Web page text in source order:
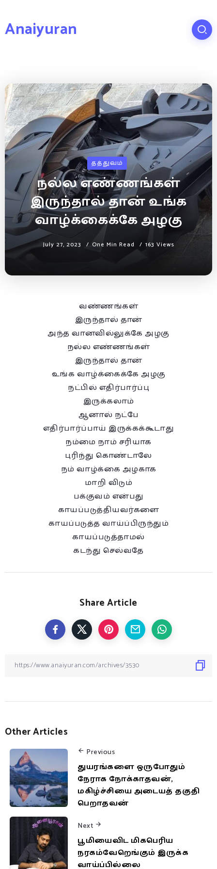
Anaiyuran
தத்துவம்
நல்ல எண்ணங்கள்
இருந்தால் தான் உங்க
வாழ்க்கைக்கே அழகு
July 27, 2023 One Min Read 163 Views
வண்ணங்கள்
இருந்தால் தான்
அந்த வானவில்லுக்கே அழகு
நல்ல எண்ணங்கள்
இருந்தால் தான்
உங்க வாழ்க்கைக்கே அழகு
நட்பில் எதிர்பார்ப்பு
இருக்கலாம்
ஆனால் நட்பே
எதிர்பார்ப்பாய் இருக்கக்கூடாது
நம்மை நாம் சரியாக
புரிந்து கொண்டாலே
நம் வாழ்க்கை அழகாக
மாறி விடும்
பக்குவம் என்பது
காயப்படுத்தியவர்களை
காயப்படுத்த வாய்ப்பிருந்தும்
காயப்படுத்தாமல்
கடந்து செல்வதே
Share Article
Other Articles
Previous
துயரங்களை ஒருபோதும்
நேராக நோக்காதவன்,
மகிழ்ச்சியை அடையத் தகுதி
பெறாதவன்
Next
பூமியைவிட மிகபெரிய
நரகம்வேறெங்கும் இருக்க
வாய்ப்பில்லை